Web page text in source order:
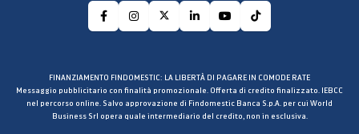
FINANZIAMENTO FINDOMESTIC: LA LIBERTÀ DI PAGARE IN COMODE RATE
Messaggio pubblicitario con finalità promozionale. Offerta di credito finalizzato. IEBCC
nel percorso online. Salvo approvazione di Findomestic Banca S.p.A. per cui World
Business Srl opera quale intermediario del credito, non in esclusiva.